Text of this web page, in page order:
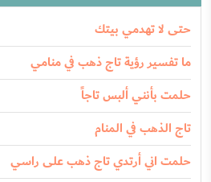
حتى لا تهدمي بيتك
ما تفسير رؤية تاج ذهب في منامي
حلمت بأنني ألبس تاجاً
تاج الذهب في المنام
حلمت اني أرتدي تاج ذهب على راسي